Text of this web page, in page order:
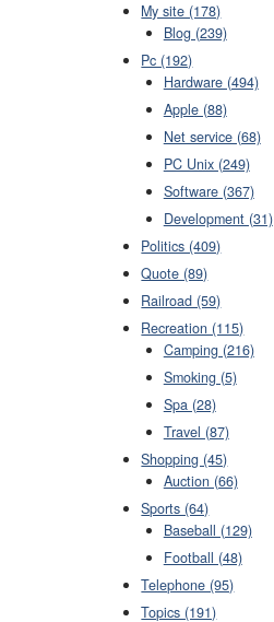
My site (178)
Blog (239)
Pc (192)
Hardware (494)
Apple (88)
Net service (68)
PC Unix (249)
Software (367)
Development (31)
Politics (409)
Quote (89)
Railroad (59)
Recreation (115)
Camping (216)
Smoking (5)
Spa (28)
Travel (87)
Shopping (45)
Auction (66)
Sports (64)
Baseball (129)
Football (48)
Telephone (95)
Topics (191)